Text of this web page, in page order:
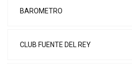
BAROMETRO
CLUB FUENTE DEL REY